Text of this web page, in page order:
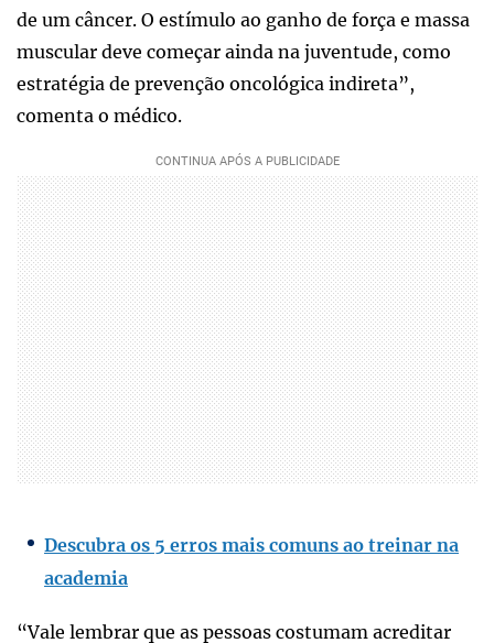
de um câncer. O estímulo ao ganho de força e massa
muscular deve começar ainda na juventude, como
estratégia de prevenção oncológica indireta”,
comenta o médico.
Descubra os 5 erros mais comuns ao treinar na
academia
“Vale lembrar que as pessoas costumam acreditar